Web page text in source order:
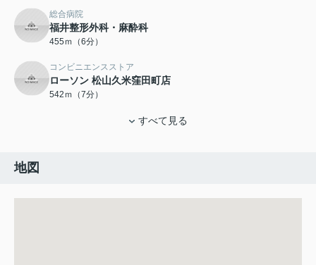
総合病院
福井整形外科・麻酔科
455ｍ（6分）
コンビニエンスストア
ローソン 松山久米窪田町店
542ｍ（7分）
すべて見る
地図